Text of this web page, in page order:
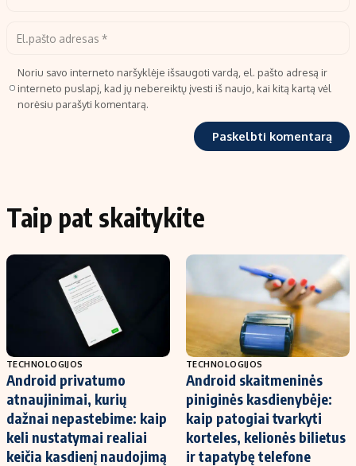
Noriu savo interneto naršyklėje išsaugoti vardą, el. pašto adresą ir
interneto puslapį, kad jų nebereiktų įvesti iš naujo, kai kitą kartą vėl
norėsiu parašyti komentarą.
Taip pat skaitykite
TECHNOLOGIJOS
Android privatumo
atnaujinimai, kurių
dažnai nepastebime: kaip
keli nustatymai realiai
keičia kasdienį naudojimą
TECHNOLOGIJOS
Android skaitmeninės
piniginės kasdienybėje:
kaip patogiai tvarkyti
korteles, kelionės bilietus
ir tapatybę telefone